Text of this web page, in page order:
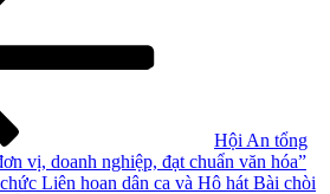
Hội An tổng
vị, doanh nghiệp, đạt chuẩn văn hóa”
Liên hoan dân ca và Hô hát Bài chòi